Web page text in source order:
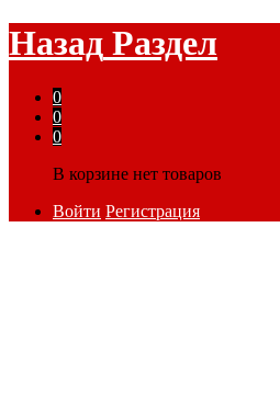
Назад Раздел
0
0
0
В корзине нет товаров
Войти Регистрация